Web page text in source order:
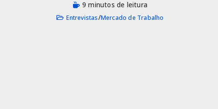
9 minutos de leitura
Entrevistas/Mercado de Trabalho